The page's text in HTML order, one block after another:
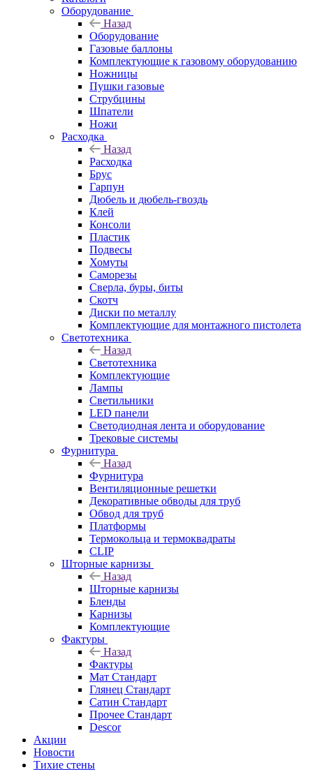
Оборудование
Назад
Оборудование
Газовые баллоны
Комплектующие к газовому оборудованию
Ножницы
Пушки газовые
Струбцины
Шпатели
Ножи
Расходка
Назад
Расходка
Брус
Гарпун
Дюбель и дюбель-гвоздь
Клей
Консоли
Пластик
Подвесы
Хомуты
Саморезы
Сверла, буры, биты
Скотч
Диски по металлу
Комплектующие для монтажного пистолета
Светотехника
Назад
Светотехника
Комплектующие
Лампы
Светильники
LED панели
Светодиодная лента и оборудование
Трековые системы
Фурнитура
Назад
Фурнитура
Вентиляционные решетки
Декоративные обводы для труб
Обвод для труб
Платформы
Термокольца и термоквадраты
CLIP
Шторные карнизы
Назад
Шторные карнизы
Бленды
Карнизы
Комплектующие
Фактуры
Назад
Фактуры
Мат Стандарт
Глянец Стандарт
Сатин Стандарт
Прочее Стандарт
Descor
Акции
Новости
Тихие стены